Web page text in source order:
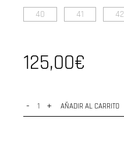
40 41 42
125,00€
- + AÑADIR AL CARRITO